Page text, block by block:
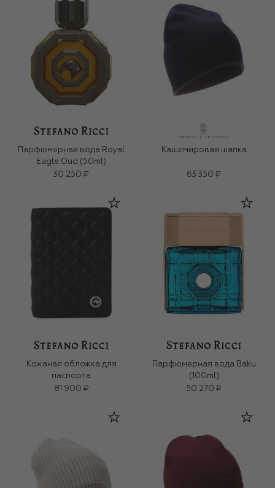
Парфюмерная вода Royal
Eagle Oud (50ml)
30 250 ₽
Кашемировая шапка
63 350 ₽
Кожаная обложка для
паспорта
81 900 ₽
Парфюмерная вода Baku
(100ml)
50 270 ₽